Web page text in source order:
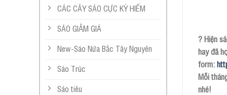
CÁC CÂY SÁO CỰC KỲ HIẾM
SÁO GIẢM GIÁ
New-Sáo Nứa Bắc Tây Nguyên
Sáo Trúc
Sáo tiêu
? Hiện
hay đã
form:
Mỗi
nhé!